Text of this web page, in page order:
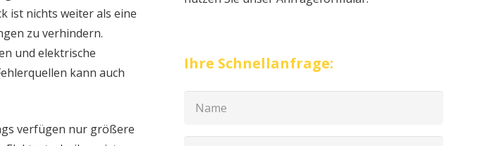
ist nichts weiter als eine
zu verhindern.
und elektrische
kann auch
verfügen nur größere
Ihre Schnellanfrage: